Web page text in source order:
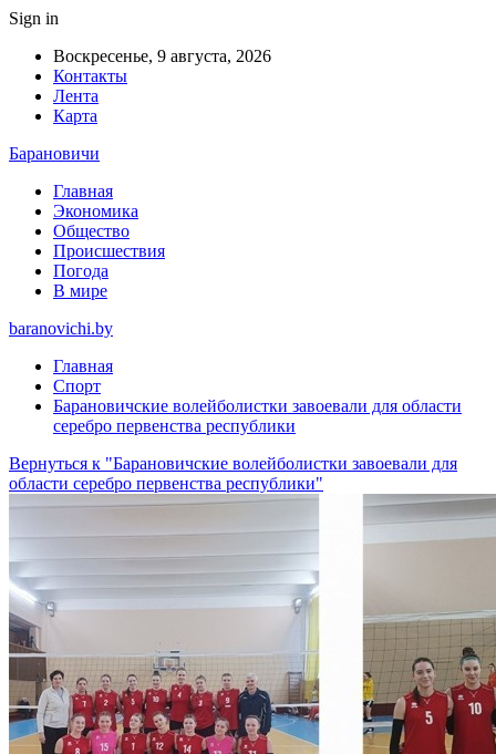
Sign in
Воскресенье, 9 августа, 2026
Контакты
Лента
Карта
Барановичи
Главная
Экономика
Общество
Происшествия
Погода
В мире
baranovichi.by
Главная
Спорт
Барановичские волейболистки завоевали для области
серебро первенства республики
Вернуться к "Барановичские волейболистки завоевали для
области серебро первенства республики"